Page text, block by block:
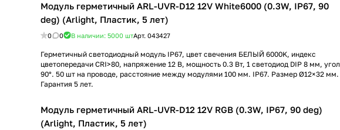
Модуль герметичный ARL-UVR-D12 12V White6000 (0.3W, IP67, 90
deg) (Arlight, Пластик, 5 лет)
0 0 В наличии: 5000 штАрт. 043427
Герметичный светодиодный модуль IP67, цвет свечения БЕЛЫЙ 6000K, индекс
цветопередачи CRI>80, напряжение 12 В, мощность 0.3 Вт, 1 светодиод DIP 8 мм, угол
90°. 50 шт на проводе, расстояние между модулями 100 мм. IP67. Размер Ø12×32 мм.
Гарантия 5 лет.
Модуль герметичный ARL-UVR-D12 12V RGB (0.3W, IP67, 90 deg)
(Arlight, Пластик, 5 лет)